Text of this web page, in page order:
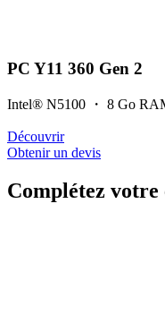
PC Y11 360 Gen 2
Intel® N5100 ・ 8 Go
Découvrir
Obtenir un devis
Complétez votre